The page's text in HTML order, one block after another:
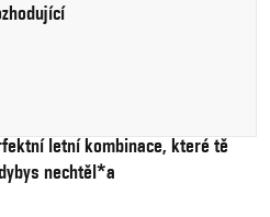
letní kombinace, které tě
nechtěl*a